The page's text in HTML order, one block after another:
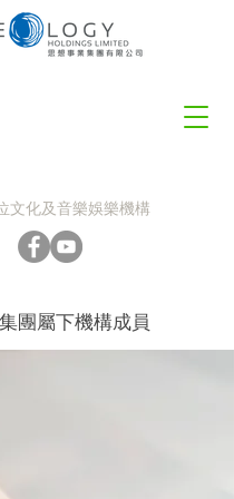
文化及音樂娛樂機構
團屬下機構成員